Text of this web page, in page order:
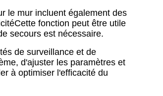
le mur incluent également des
fonction peut être utile
secours est nécessaire.
de surveillance et de
d'ajuster les paramètres et
à optimiser l'efficacité du